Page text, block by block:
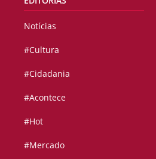
Notícias
#Cultura
#Cidadania
#Acontece
#Hot
#Mercado